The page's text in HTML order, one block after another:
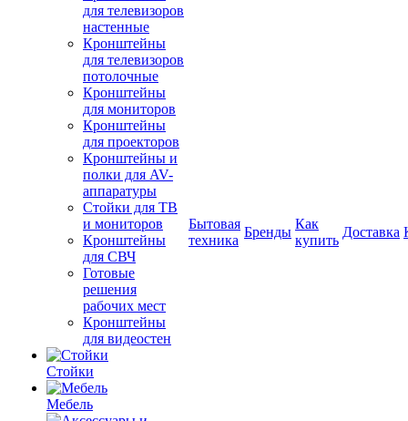
для телевизоров
настенные
Кронштейны
для телевизоров
потолочные
Кронштейны
для мониторов
Кронштейны
для проекторов
Кронштейны и
полки для AV-
аппаратуры
Стойки для ТВ
и мониторов
Кронштейны
для СВЧ
Готовые
решения
рабочих мест
Кронштейны
для видеостен
Стойки
Мебель
Бытовая
техника
Бренды
Как
купить
Доставка